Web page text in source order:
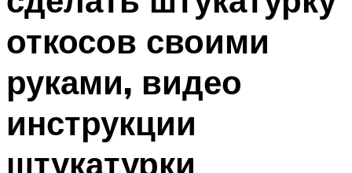
откосов своими
руками, видео
инструкции
штукатурки